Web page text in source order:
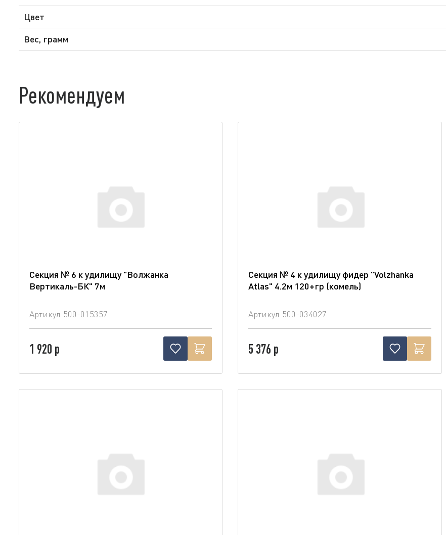
Цвет
Вес, грамм
Рекомендуем
Секция № 6 к удилищу "Волжанка
Вертикаль-БК" 7м
Артикул 500-015357
1 920 р
Секция № 4 к удилищу фидер "Volzhanka
Atlas" 4.2м 120+гр (комель)
Артикул 500-034027
5 376 р